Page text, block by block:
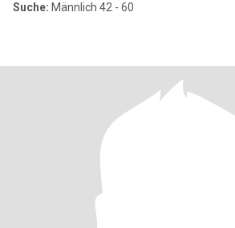
Suche: Männlich 42 - 60